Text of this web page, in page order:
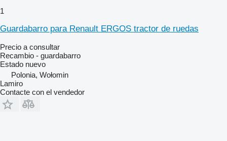
1
Guardabarro para Renault ERGOS tractor de ruedas
Precio a consultar
Recambio - guardabarro
Estado nuevo
Polonia, Wołomin
Lamiro
Contacte con el vendedor